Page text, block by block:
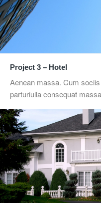
Project 3 – Hotel
Aenean massa. Cum
parturiulla consequat